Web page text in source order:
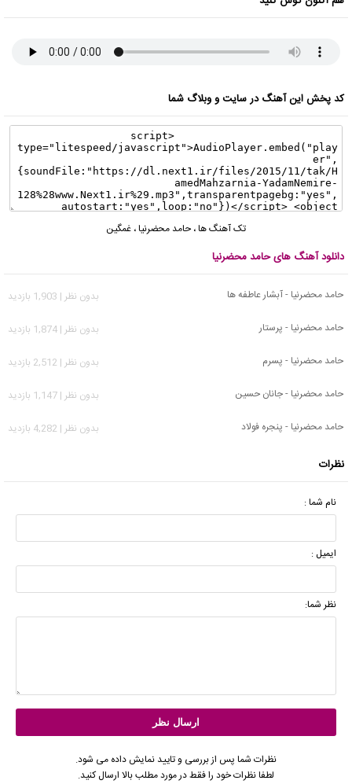
کد پخش این آهنگ در سایت و وبلاگ شما
تک آهنگ ها، حامد محضرنیا، غمگین
دانلود آهنگ های حامد محضرنیا
حامد محضرنیا - آبشار عاطفه ها
بدون نظر | 1,903 بازدید
حامد محضرنیا - پرستار
بدون نظر | 1,874 بازدید
حامد محضرنیا - پسرم
بدون نظر | 2,512 بازدید
حامد محضرنیا - جانان حسین
بدون نظر | 1,147 بازدید
حامد محضرنیا - پنجره فولاد
بدون نظر | 4,282 بازدید
نظرات
نام شما :
ایمیل :
نظر شما:
نظرات شما پس از بررسی و تایید نمایش داده می شود.
لطفا نظرات خود را فقط در مورد مطلب بالا ارسال کنید.